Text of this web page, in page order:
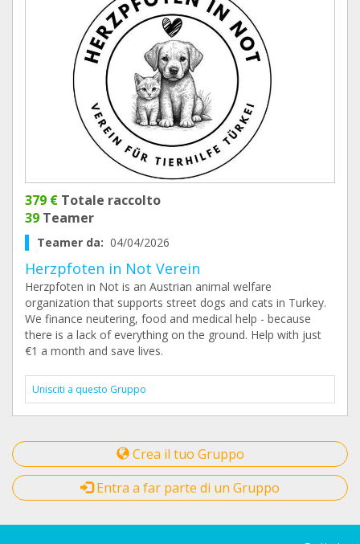
379 € Totale raccolto
39 Teamer
Teamer da: 04/04/2026
Herzpfoten in Not Verein
Herzpfoten in Not is an Austrian animal welfare
organization that supports street dogs and cats in Turkey.
We finance neutering, food and medical help - because
there is a lack of everything on the ground. Help with just
€1 a month and save lives.
Unisciti a questo Gruppo
Crea il tuo Gruppo
Entra a far parte di un Gruppo